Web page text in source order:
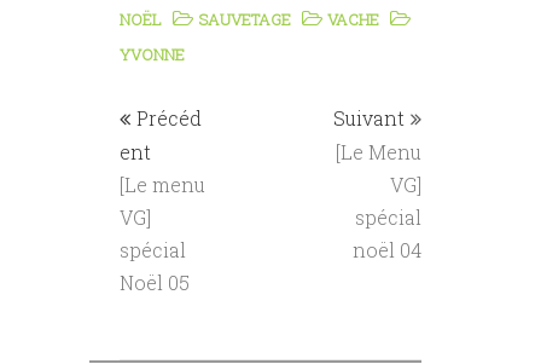
NOËL
SAUVETAGE
VACHE
YVONNE
Précéd
ent
[Le menu
VG]
spécial
Noël 05
Suivant
[Le Menu
VG]
spécial
noël 04